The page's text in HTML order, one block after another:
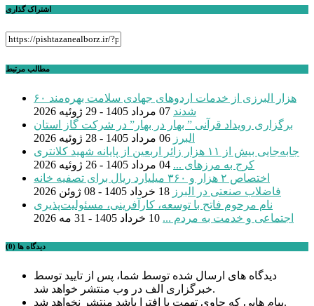
اشتراک گذاری
مطالب مرتبط
۶۰ هزار البرزی از خدمات اردوهای جهادی سلامت بهره‌مند
شدند 07 مرداد 1405 - 29 ژوئیه 2026
برگزاری رویداد قرآنی ” بهار در بهار” در شرکت گاز استان
البرز 06 مرداد 1405 - 28 ژوئیه 2026
جابه‌جایی بیش از ۱۱ هزار زائر اربعین از پایانه شهید کلانتری
کرج به مرزهای ... 04 مرداد 1405 - 26 ژوئیه 2026
اختصاص ۲ هزار و ۳۶۰ میلیارد ریال برای تصفیه خانه
فاضلاب صنعتی در البرز 18 خرداد 1405 - 08 ژوئن 2026
نام مرحوم فاتح با توسعه، کارآفرینی، مسئولیت‌پذیری
اجتماعی و خدمت به مردم ... 10 خرداد 1405 - 31 مه 2026
دیدگاه ها (0)
دیدگاه های ارسال شده توسط شما، پس از تایید توسط
خبرگزاری الف در وب منتشر خواهد شد.
پیام هایی که حاوی تهمت یا افترا باشد منتشر نخواهد شد.